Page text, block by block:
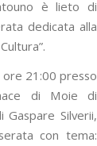
è lieto di
dedicata alla
21:00 presso
di Moie di
Silverii,
con tema: